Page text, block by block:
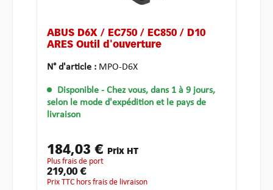
ABUS D6X / EC750 / EC850 / D10
ARES Outil d'ouverture
N° d'article : MPO-D6X
Disponible - Chez vous, dans 1 à 9 jours,
selon le mode d'expédition et le pays de
livraison
184,03 € Prix HT
plus frais de port
219,00 €
Prix TTC hors frais de livraison